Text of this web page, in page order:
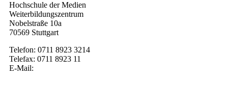
Hochschule der Medien
Weiterbildungszentrum
Nobelstraße 10a
70569 Stuttgart
Telefon: 0711 8923 3214
Telefax: 0711 8923 11
E-Mail: